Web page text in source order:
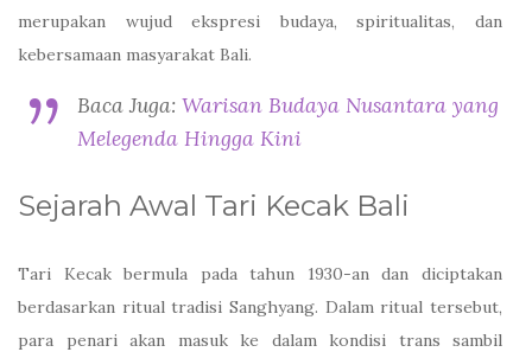
merupakan wujud ekspresi budaya, spiritualitas, dan
kebersamaan masyarakat Bali.
Baca Juga: Warisan Budaya Nusantara yang
Melegenda Hingga Kini
Sejarah Awal Tari Kecak Bali
Tari Kecak bermula pada tahun 1930-an dan diciptakan
berdasarkan ritual tradisi Sanghyang. Dalam ritual tersebut,
para penari akan masuk ke dalam kondisi trans sambil